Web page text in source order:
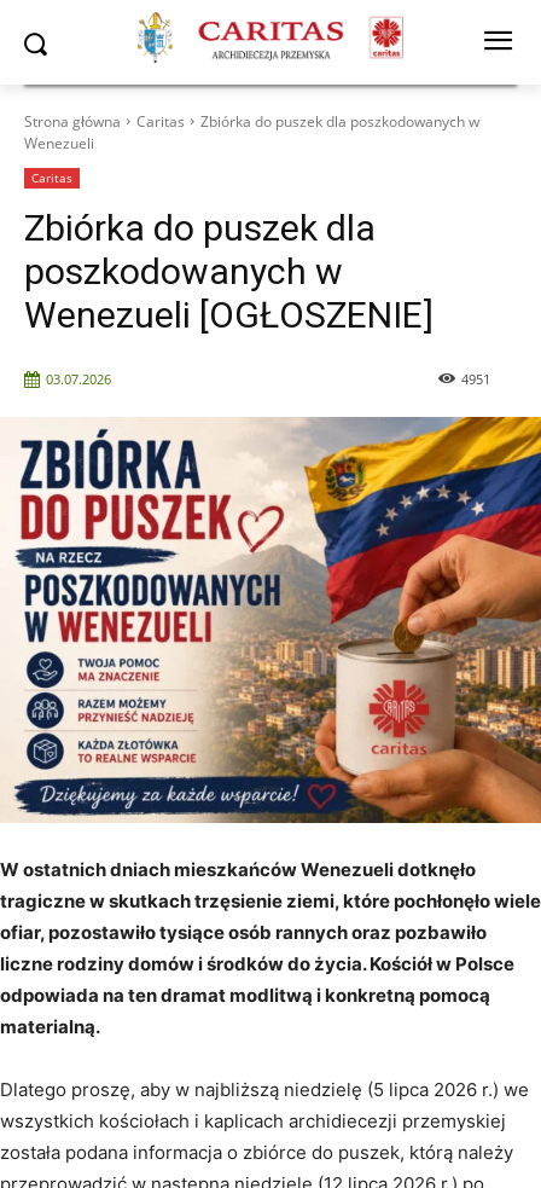
Strona główna Caritas
Zbiórka do puszek dla poszkodowanych w
Wenezueli
Caritas
Zbiórka do puszek dla
poszkodowanych w
Wenezueli [OGŁOSZENIE]
03.07.2026 4951
W ostatnich dniach mieszkańców Wenezueli dotknęło
tragiczne w skutkach trzęsienie ziemi, które pochłonęło wiele
ofiar, pozostawiło tysiące osób rannych oraz pozbawiło
liczne rodziny domów i środków do życia. Kościół w Polsce
odpowiada na ten dramat modlitwą i konkretną pomocą
materialną.
Dlatego proszę, aby w najbliższą niedzielę (5 lipca 2026 r.) we
wszystkich kościołach i kaplicach archidiecezji przemyskiej
została podana informacja o zbiórce do puszek, którą należy
przeprowadzić w następną niedzielę (12 lipca 2026 r.) po